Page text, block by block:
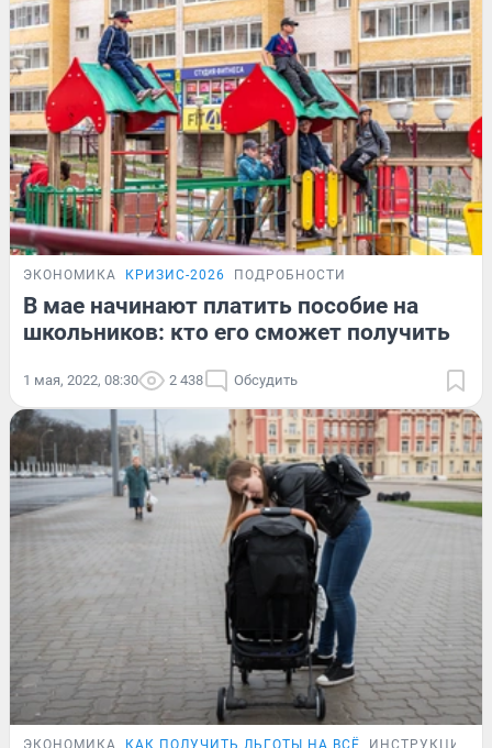
ЭКОНОМИКА КРИЗИС-2026 ПОДРОБНОСТИ
В мае начинают платить пособие на
школьников: кто его сможет получить
1 мая, 2022, 08:30 2 438 Обсудить
ЭКОНОМИКА КАК ПОЛУЧИТЬ ЛЬГОТЫ НА ВСЁ ИНСТРУКЦИЯ